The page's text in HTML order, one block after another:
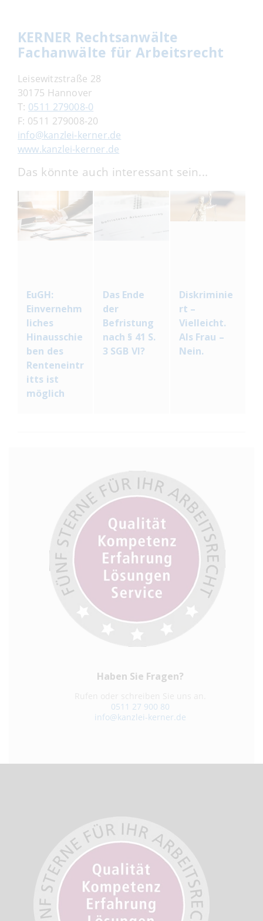
KERNER Rechtsanwälte
Fachanwälte für Arbeitsrecht
Leisewitzstraße 28
30175 Hannover
T: 0511 279008-0
F: 0511 279008-20
info@kanzlei-kerner.de
www.kanzlei-kerner.de
Das könnte auch interessant sein...
EuGH:
Einvernehm
liches
Hinausschie
ben des
Renteneintr
itts ist
möglich
Das Ende
der
Befristung
nach § 41 S.
3 SGB VI?
Diskriminie
rt –
Vielleicht.
Als Frau –
Nein.
Haben Sie Fragen?
0511 27 900 80
info@kanzlei-kerner.de